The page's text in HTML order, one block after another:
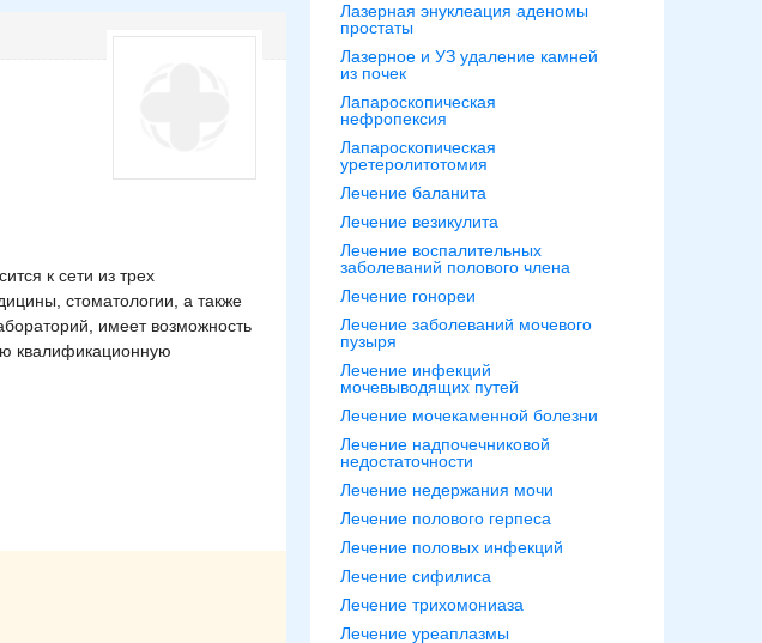
к сети из трех
стоматологии, а также
имеет возможность
квалификационную
Лазерная энуклеация аденомы
простаты
Лазерное и УЗ удаление камней
из почек
Лапароскопическая
нефропексия
Лапароскопическая
уретеролитотомия
Лечение баланита
Лечение везикулита
Лечение воспалительных
заболеваний полового члена
Лечение гонореи
Лечение заболеваний мочевого
пузыря
Лечение инфекций
мочевыводящих путей
Лечение мочекаменной болезни
Лечение надпочечниковой
недостаточности
Лечение недержания мочи
Лечение полового герпеса
Лечение половых инфекций
Лечение сифилиса
Лечение трихомониаза
Лечение уреаплазмы